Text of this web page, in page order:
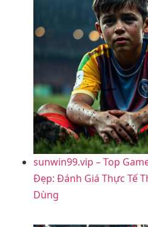
sunwin99.vip – Top
Đẹp: Đánh Giá Thực Tế
Dùng